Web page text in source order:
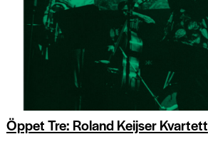
Öppet Tre: Roland Keijser Kvartett